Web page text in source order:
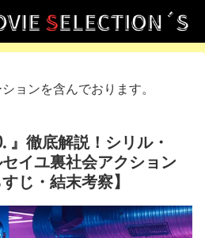
ョンを含んでおります。
徹底解説！シリル・
イユ裏社会アクション
じ・結末考察】